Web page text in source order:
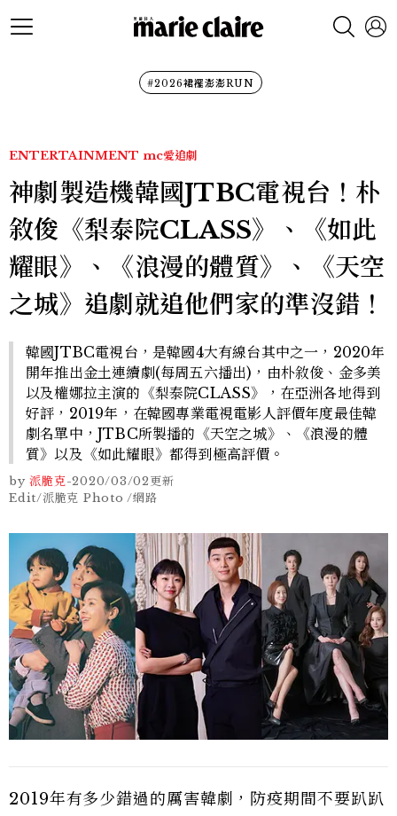
#2026裙襬澎澎RUN
ENTERTAINMENT mc愛追劇
神劇製造機韓國JTBC電視台！朴
敘俊《梨泰院CLASS》、《如此
耀眼》、《浪漫的體質》、《天空
之城》追劇就追他們家的準沒錯！
韓國JTBC電視台，是韓國4大有線台其中之一，2020年
開年推出金土連續劇(每周五六播出)，由朴敘俊、金多美
以及權娜拉主演的《梨泰院CLASS》，在亞洲各地得到
好評，2019年，在韓國專業電視電影人評價年度最佳韓
劇名單中，JTBC所製播的《天空之城》、《浪漫的體
質》以及《如此耀眼》都得到極高評價。
by 派脆克-2020/03/02更新
Edit/派脆克 Photo /網路
2019年有多少錯過的厲害韓劇，防疫期間不要趴趴